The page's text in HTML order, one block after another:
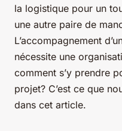
la logistique pour un
une autre paire de
L’accompagnement
nécessite une
comment s’y prendre
projet? C’est ce que
dans cet article.